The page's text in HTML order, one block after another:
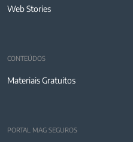
Web Stories
CONTEÚDOS
Materiais Gratuitos
PORTAL MAG SEGUROS